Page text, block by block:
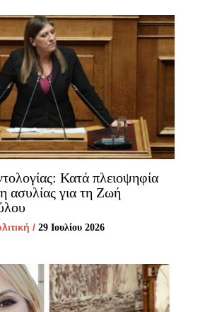
Κατά πλειοψηφία
ασυλίας για τη Ζωή
/ 29 Ιουλίου 2026